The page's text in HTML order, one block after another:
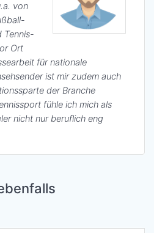
von
Tennis-
Ort
für nationale
ist mir zudem auch
der Branche
fühle ich mich als
nicht nur beruflich eng